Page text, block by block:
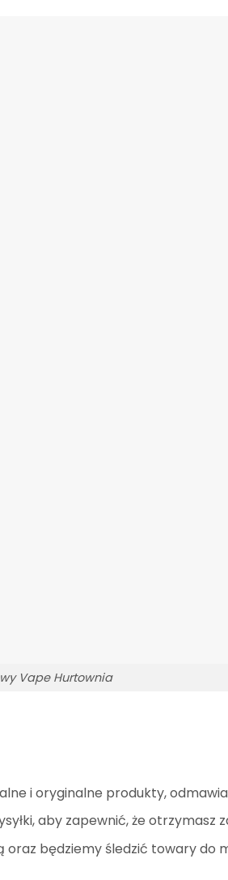
Vape Hurtownia
i oryginalne produkty,
aby zapewnić, że otrzymasz
oraz będziemy śledzić towary do